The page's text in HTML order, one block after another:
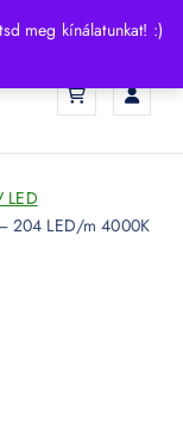
meg kínálatunkat! :)
LED
204 LED/m 4000K